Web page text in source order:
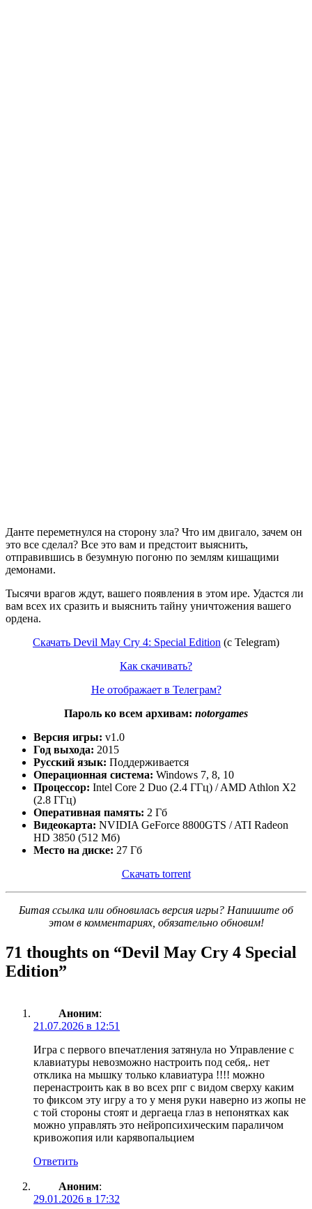
Данте переметнулся на сторону зла? Что им двигало, зачем он
это все сделал? Все это вам и предстоит выяснить,
отправившись в безумную погоню по землям кишащими
демонами.
Тысячи врагов ждут, вашего появления в этом ире. Удастся ли
вам всех их сразить и выяснить тайну уничтожения вашего
ордена.
Скачать Devil May Cry 4: Special Edition (с Telegram)
Как скачивать?
Не отображает в Телеграм?
Пароль ко всем архивам: notorgames
Версия игры: v1.0
Год выхода: 2015
Русский язык: Поддерживается
Операционная система: Windows 7, 8, 10
Процессор: Intel Core 2 Duo (2.4 ГГц) / AMD Athlon X2
(2.8 ГГц)
Оперативная память: 2 Гб
Видеокарта: NVIDIA GeForce 8800GTS / ATI Radeon
HD 3850 (512 Мб)
Место на диске: 27 Гб
Скачать torrent
Битая ссылка или обновилась версия игры? Напишите об
этом в комментариях, обязательно обновим!
71 thoughts on “Devil May Cry 4 Special
Edition”
Аноним:
21.07.2026 в 12:51
Игра с первого впечатления затянула но Управление с
клавиатуры невозможно настроить под себя,. нет
отклика на мышку только клавиатура !!!! можно
перенастроить как в во всех рпг с видом сверху каким
то фиксом эту игру а то у меня руки наверно из жопы не
с той стороны стоят и дергаеца глаз в непонятках как
можно управлять это нейропсихическим параличом
кривожопия или карявопальцием
Ответить
Аноним:
29.01.2026 в 17:32